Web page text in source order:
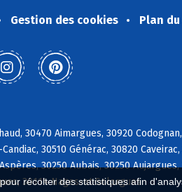
récolter des statistiques afin
Gestion des cookies Plan
30470 Aimargues, 30920
30510 Générac, 30820
30250 Aubais, 30250
30114 Nages-et-Solorgues